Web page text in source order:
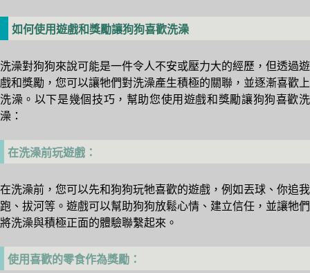
如何使用遊戲和獎勵讓狗狗喜歡洗澡
洗澡對狗狗來說可能是一件令人不安或壓力大的經歷，但透過遊
戲和獎勵，您可以讓牠們對洗澡產生積極的關聯，並逐漸喜歡上
洗澡。以下是幾個技巧，幫助您使用遊戲和獎勵讓狗狗喜歡洗
澡：
在洗澡前玩遊戲：
在洗澡前，您可以先和狗狗玩牠喜歡的遊戲，例如丟球、你追我
跑、拔河等。遊戲可以幫助狗狗放鬆心情、建立信任，並讓牠們
將洗澡與積極正面的體驗聯繫起來。
使用喜歡的零食作為獎勵：